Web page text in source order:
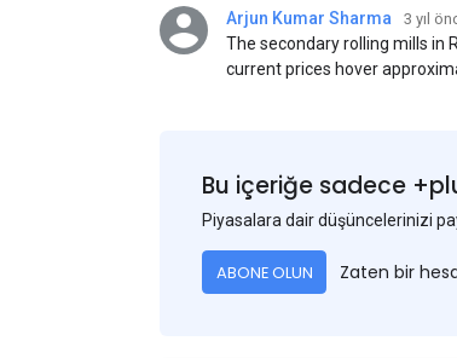
Arjun Kumar Sharma 3 yıl
The secondary rolling mills in
current prices hover
Bu içeriğe sadece
Piyasalara dair düşüncelerinizi
ABONE OLUN Zaten bir